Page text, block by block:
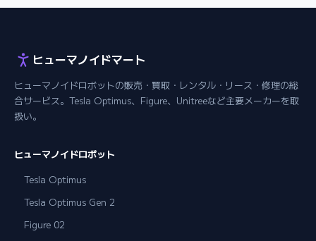
ヒューマノイドマート
ヒューマノイドロボットの販売・買取・レンタル・リース・修理の総
合サービス。Tesla Optimus、Figure、Unitreeなど主要メーカーを取
扱い。
ヒューマノイドロボット
Tesla Optimus
Tesla Optimus Gen 2
Figure 02